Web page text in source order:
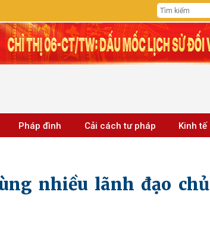
Pháp đình Cải cách tư pháp Kinh tế
nhiều lãnh đạo chủ